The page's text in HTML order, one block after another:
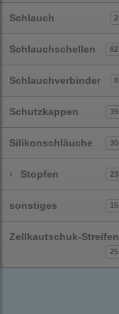
Schlauch 2
Schlauchschellen 62
Schlauchverbinder 8
Schutzkappen 39
Silikonschläuche 30
› Stopfen 23
sonstiges 15
Zellkautschuk-Streifen
25